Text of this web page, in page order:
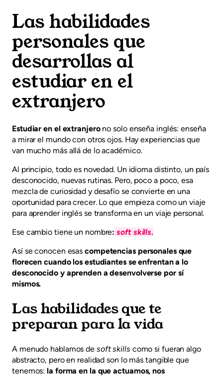
Las habilidades
personales que
desarrollas al
estudiar en el
extranjero
Estudiar en el extranjerono solo enseña inglés: enseña
a mirar el mundo con otros ojos. Hay experiencias que
van mucho más allá de lo académico.
Al principio, todo es novedad. Un idioma distinto, un país
desconocido, nuevas rutinas. Pero, poco a poco, esa
mezcla de curiosidad y desafío se convierte en una
oportunidad para crecer. Lo que empieza como un viaje
para aprender inglés se transforma en un viaje personal.
Ese cambio tiene un nombre: soft skills.
Así se conocen esas competencias personales que
florecen cuando los estudiantes se enfrentan a lo
desconocido y aprenden a desenvolverse por sí
mismos.
Las habilidades que te
preparan para la vida
A menudo hablamos de soft skills como si fueran algo
abstracto, pero en realidad son lo más tangible que
tenemos:la forma en la que actuamos, nos